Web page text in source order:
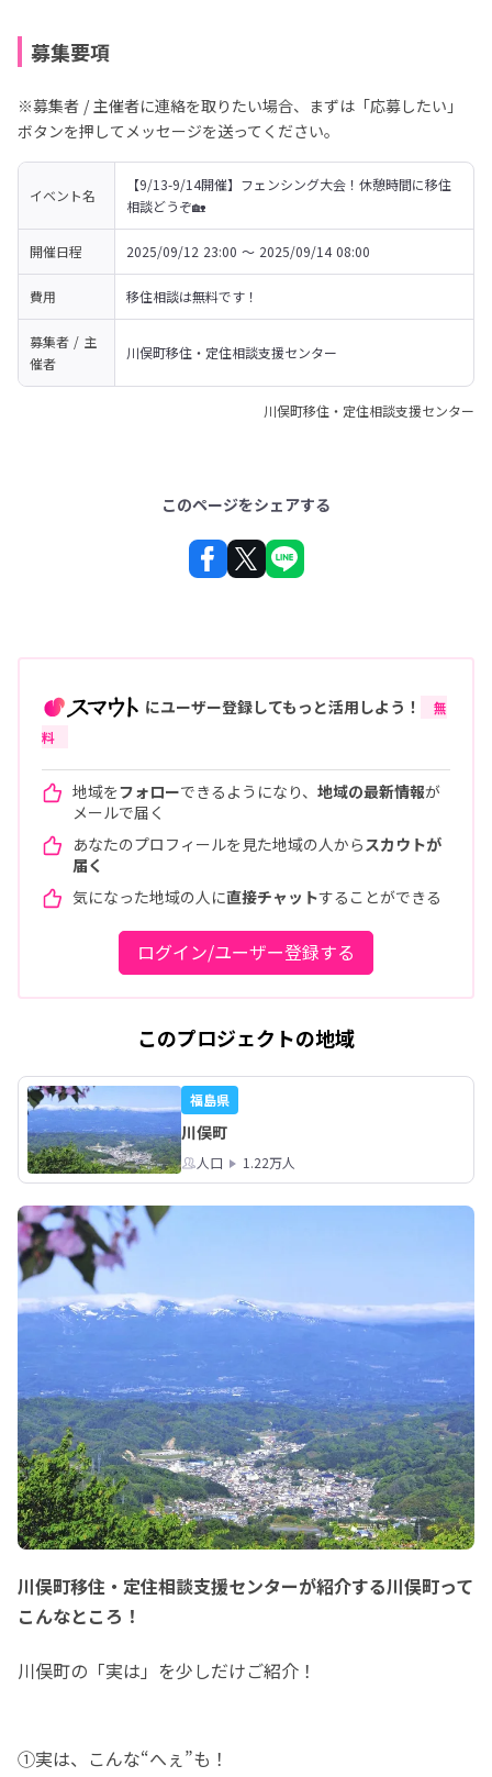
募集要項
※募集者 / 主催者に連絡を取りたい場合、まずは「応募したい」
ボタンを押してメッセージを送ってください。
イベント名
【9/13-9/14開催】フェンシング大会！休憩時間に移住
相談どうぞ🏡
開催日程 2025/09/12 23:00 〜 2025/09/14 08:00
費用 移住相談は無料です！
募集者 / 主
催者
川俣町移住・定住相談支援センター
川俣町移住・定住相談支援センター
このページをシェアする
にユーザー登録してもっと活用しよう！
無
料
地域をフォローできるようになり、 地域の最新情報が
メールで届く
あなたのプロフィールを見た地域の人から スカウトが
届く
気になった地域の人に直接チャットすることができる
ログイン/ユーザー登録する
このプロジェクトの地域
福島県
川俣町
人口 1.22万人
川俣町移住・定住相談支援センターが紹介する川俣町って
こんなところ！
川俣町の「実は」を少しだけご紹介！
①実は、こんな“へぇ”も！